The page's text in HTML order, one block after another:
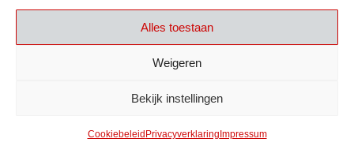
Alles toestaan
Weigeren
Bekijk instellingen
Cookiebeleid Privacyverklaring Impressum